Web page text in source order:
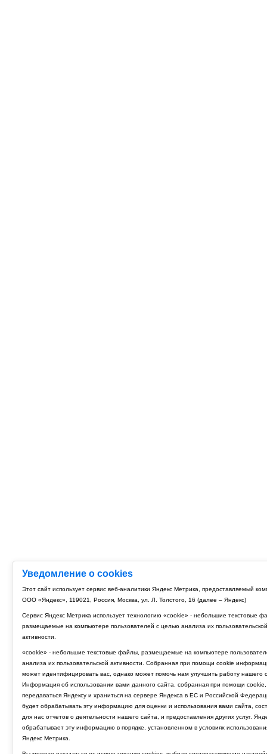
Уведомление о cookies
Этот сайт использует сервис веб-аналитики Яндекс Метрика, предоставляемый
ООО «Яндекс», 119021, Россия, Москва, ул. Л. Толстого, 16 (далее – Яндекс)
Сервис Яндекс Метрика использует технологию «cookie» - небольшие текстовые
размещаемые на компьютере пользователей с целью анализа их пользовательской
активности.
«cookie» - небольшие текстовые файлы, размещаемые на компьютере
анализа их пользовательской активности. Собранная при помощи cookie
может идентифицировать вас, однако может помочь нам улучшить работу нашего
Информация об использовании вами данного сайта, собранная при помощи cookie,
передаваться Яндексу и храниться на сервере Яндекса в ЕС и Российской
будет обрабатывать эту информацию для оценки и использования вами сайта,
для нас отчетов о деятельности нашего сайта, и предоставления других услуг.
обрабатывает эту информацию в порядке, установленном в условиях
Яндекс Метрика.